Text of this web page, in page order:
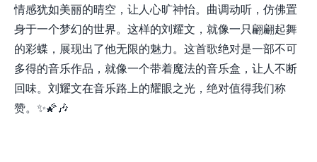
情感犹如美丽的晴空，让人心旷神怡。曲调动听，仿佛置
身于一个梦幻的世界。这样的刘耀文，就像一只翩翩起舞
的彩蝶，展现出了他无限的魅力。这首歌绝对是一部不可
多得的音乐作品，就像一个带着魔法的音乐盒，让人不断
回味。刘耀文在音乐路上的耀眼之光，绝对值得我们称
赞。✨🌠🎶